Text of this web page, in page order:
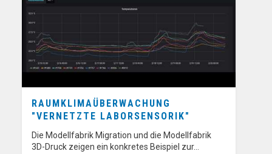
RAUMKLIMAÜBERWACHUNG
"VERNETZTE LABORSENSORIK"
Die Modellfabrik Migration und die Modellfabrik
3D-Druck zeigen ein konkretes Beispiel zur…